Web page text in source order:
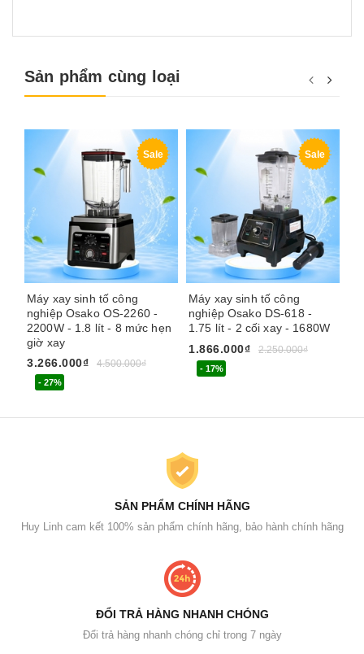
Sản phẩm cùng loại
Sale
Máy xay sinh tố công
nghiệp Osako OS-2260 -
2200W - 1.8 lít - 8 mức hẹn
giờ xay
3.266.000₫
4.500.000₫
- 27%
Sale
Máy xay sinh tố công
nghiệp Osako DS-618 -
1.75 lít - 2 cối xay - 1680W
1.866.000₫
2.250.000₫
- 17%
SẢN PHẨM CHÍNH HÃNG
Huy Linh cam kết 100% sản phẩm chính hãng, bảo hành chính hãng
ĐỔI TRẢ HÀNG NHANH CHÓNG
Đổi trả hàng nhanh chóng chỉ trong 7 ngày